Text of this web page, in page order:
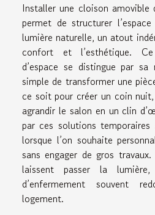
Installer une cloison
permet de structurer
lumière naturelle, un atout
confort et l’esthétique.
d’espace se distingue par
simple de transformer une
ce soit pour créer un coin
agrandir le salon en un clin
par ces solutions
lorsque l’on souhaite
sans engager de gros
laissent passer la
d’enfermement souvent
logement.